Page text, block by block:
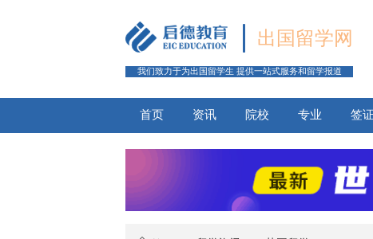
出国留学网
我们致力于为出国留学生 提供一站式服务和留学报道
首页 资讯 院校 专业 签证